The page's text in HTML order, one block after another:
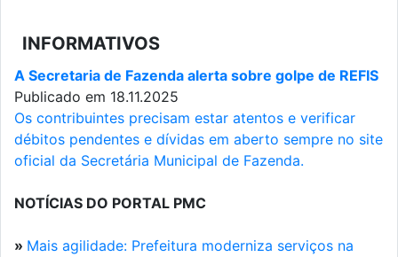
INFORMATIVOS
A Secretaria de Fazenda alerta sobre golpe de REFIS
Publicado em 18.11.2025
Os contribuintes precisam estar atentos e verificar
débitos pendentes e dívidas em aberto sempre no site
oficial da Secretária Municipal de Fazenda.
NOTÍCIAS DO PORTAL PMC
» Mais agilidade: Prefeitura moderniza serviços na